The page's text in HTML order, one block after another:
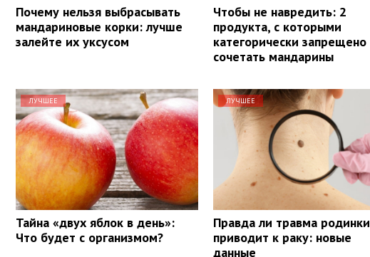
Почему нельзя выбрасывать
мандариновые корки: лучше
залейте их уксусом
Чтобы не навредить: 2
продукта, с которыми
категорически запрещено
сочетать мандарины
ЛУЧШЕЕ
Тайна «двух яблок в день»:
Что будет с организмом?
ЛУЧШЕЕ
Правда ли травма родинки
приводит к раку: новые
данные